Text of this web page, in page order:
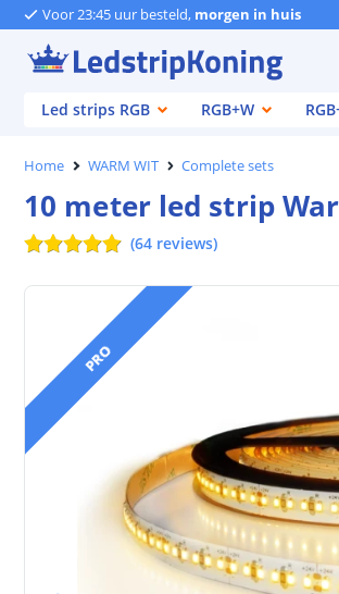
Voor 23:45 uur besteld, morgen in huis
Led strips RGB
RGB+W
Home WARM WIT Complete sets
10 meter led strip
(64 reviews)
PRO